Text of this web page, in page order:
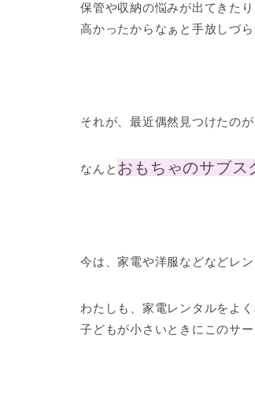
保管や収納の悩みが出てきたり
高かったからなぁと手放しづら
それが、最近偶然見つけたのが
なんと おもちゃのサブス
今は、家電や洋服などなどレ
わたしも、家電レンタルをよく
子どもが小さいときにこのサ